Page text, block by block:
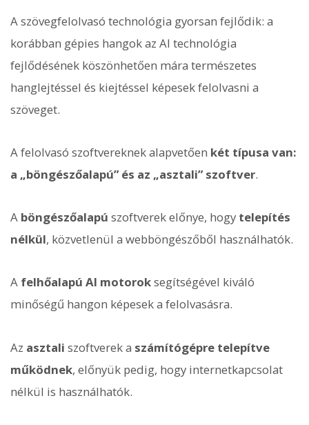
A szövegfelolvasó technológia gyorsan fejlődik: a
korábban gépies hangok az AI technológia
fejlődésének köszönhetően mára természetes
hanglejtéssel és kiejtéssel képesek felolvasni a
szöveget.
A felolvasó szoftvereknek alapvetően két típusa van:
a „böngészőalapú” és az „asztali” szoftver.
A böngészőalapú szoftverek előnye, hogy telepítés
nélkül, közvetlenül a webböngészőből használhatók.
A felhőalapú AI motoroksegítségével kiváló
minőségű hangon képesek a felolvasásra.
Az asztali szoftverek a számítógépre telepítve
működnek, előnyük pedig, hogy internetkapcsolat
nélkül is használhatók.